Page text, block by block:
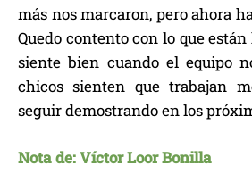
más nos marcaron, pero ahora
Quedo contento con lo que
siente bien cuando el equipo
chicos sienten que trabajan
seguir demostrando en los
Nota de: Víctor Loor Bonilla